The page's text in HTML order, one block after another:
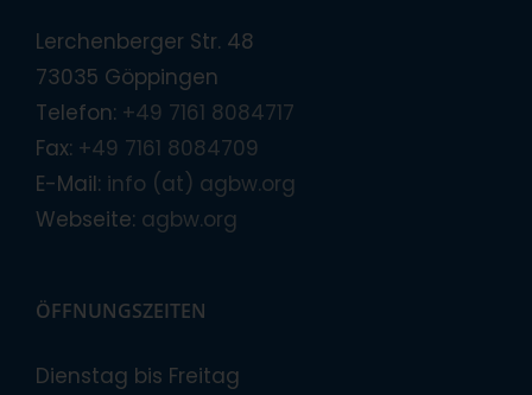
Lerchenberger Str. 48
73035 Göppingen
Telefon: +49 7161 8084717
Fax: +49 7161 8084709
E-Mail: info (at) agbw.org
Webseite: agbw.org
ÖFFNUNGSZEITEN
Dienstag bis Freitag